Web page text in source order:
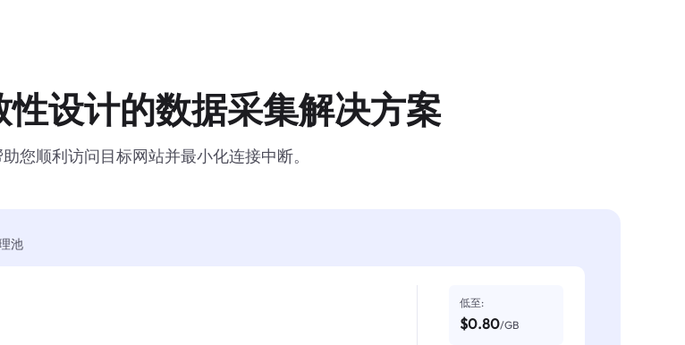
设计的数据采集解决方案
您顺利访问目标网站并最小化连接中断。
池
低至:
$0.80/GB